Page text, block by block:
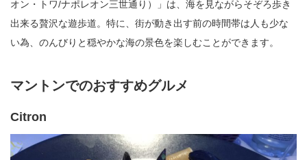
オン・トワ/ナポレオン三世通り）」は、海を見ながらそぞろ歩き
出来る贅沢な遊歩道。特に、街が動き出す前の時間帯は人も少な
い為、のんびりと穏やかな海の景色を楽しむことができます。
マントンでのおすすめグルメ
Citron